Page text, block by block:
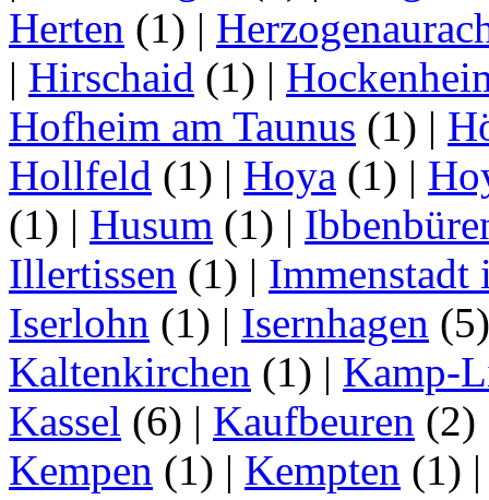
Herten (1) |
| Hirschaid (1) |
Hofheim am Taunus (1) |
Hollfeld (1) | Hoya (1) |
(1) | Husum (1) |
Illertissen (1) | Immenstadt
Iserlohn (1) | Isernhagen
Kaltenkirchen (1) | Kamp-
Kassel (6) | Kaufbeuren (2)
Kempen (1) | Kempten (1)